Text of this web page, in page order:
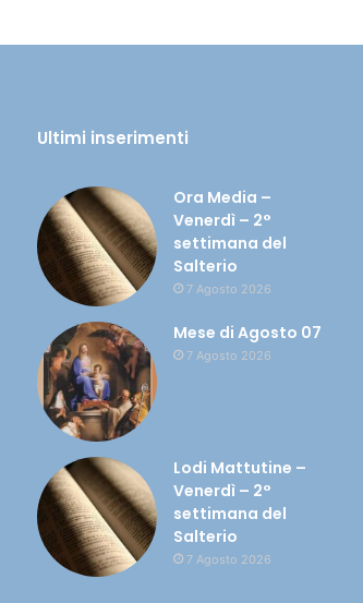
Ultimi inserimenti
Ora Media –
Venerdì – 2°
settimana del
Salterio
7 Agosto 2026
Mese di Agosto 07
7 Agosto 2026
Lodi Mattutine –
Venerdì – 2°
settimana del
Salterio
7 Agosto 2026